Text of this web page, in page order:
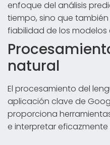
enfoque del análisis
tiempo, sino que
fiabilidad de los modelos
natural
El procesamiento del
aplicación clave de
proporciona
e interpretar